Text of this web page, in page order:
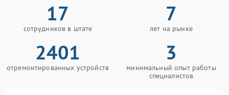
17
сотрудников в штате
7
лет на рынке
2401
отремонтированных устройств
3
минимальный опыт работы
специалистов